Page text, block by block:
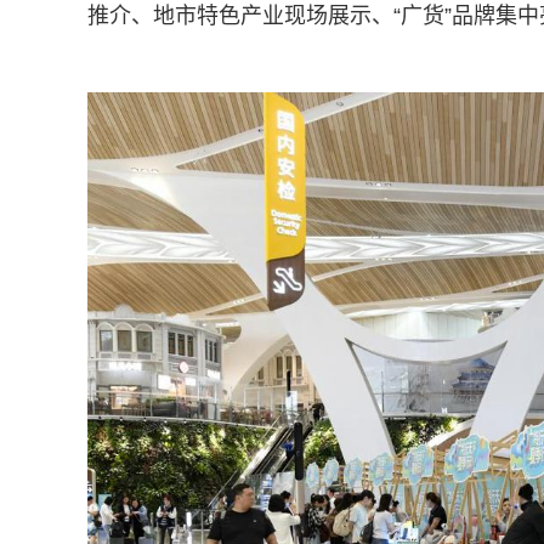
推介、地市特色产业现场展示、“广货”品牌集